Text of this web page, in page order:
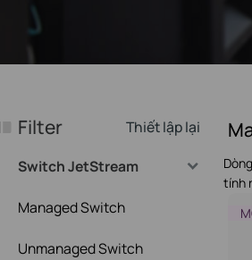
Thiết lập lại
Filter
Switch JetStream
Managed Switch
Unmanaged Switch
tính